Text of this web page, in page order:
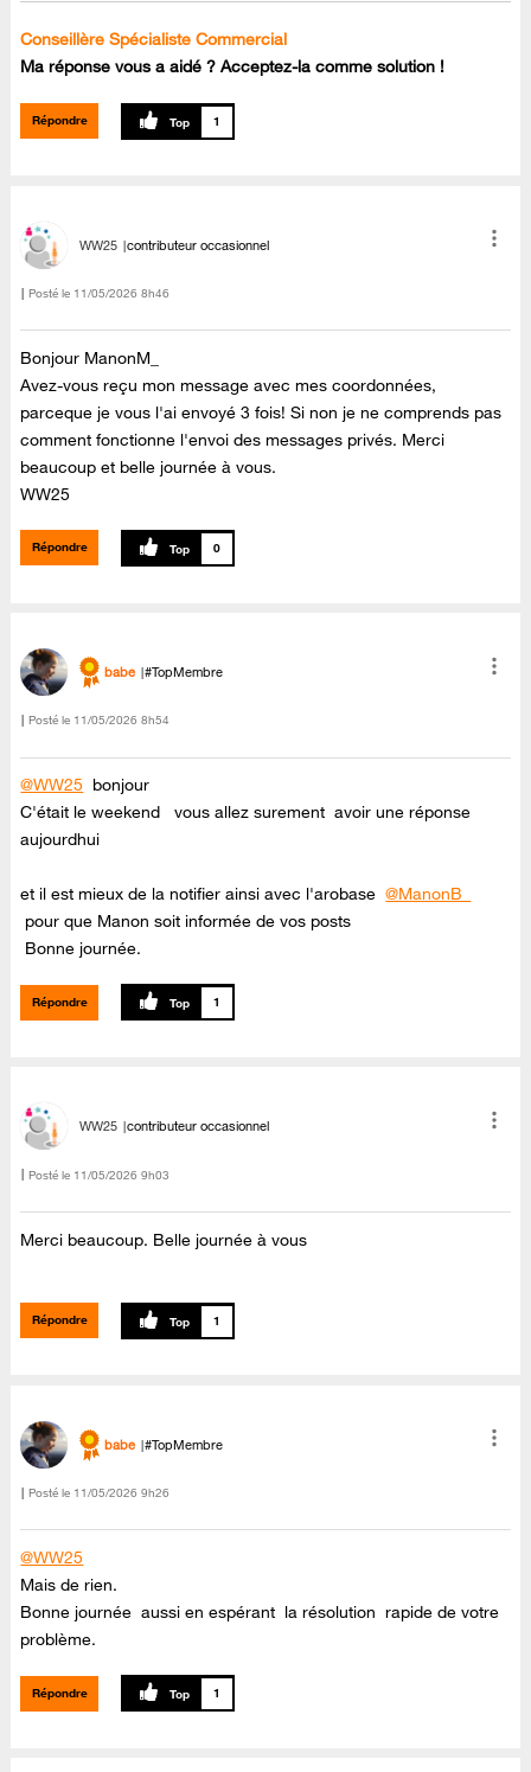
Conseillère Spécialiste Commercial
Ma réponse vous a aidé ? Acceptez-la comme solution !
Répondre 1
WW25 contributeur occasionnel
Posté le ‎11/05/2026 8h46
Bonjour ManonM_
Avez-vous reçu mon message avec mes coordonnées,
parceque je vous l'ai envoyé 3 fois! Si non je ne comprends pas
comment fonctionne l'envoi des messages privés. Merci
beaucoup et belle journée à vous.
WW25
Répondre 0
babe #TopMembre
Posté le ‎11/05/2026 8h54
@WW25 bonjour
C'était le weekend vous allez surement avoir une réponse
aujourdhui
et il est mieux de la notifier ainsi avec l'arobase@ManonB_
pour que Manon soit informée de vos posts
Bonne journée.
Répondre 1
WW25 contributeur occasionnel
Posté le ‎11/05/2026 9h03
Merci beaucoup. Belle journée à vous
Répondre 1
babe #TopMembre
Posté le ‎11/05/2026 9h26
@WW25
Mais de rien.
Bonne journée aussi en espérant la résolution rapide de votre
problème.
Répondre 1